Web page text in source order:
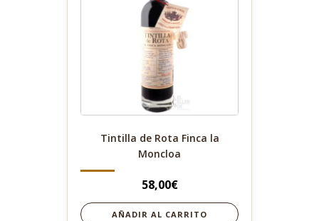
Tintilla de Rota Finca la
Moncloa
58,00€
AÑADIR AL CARRITO